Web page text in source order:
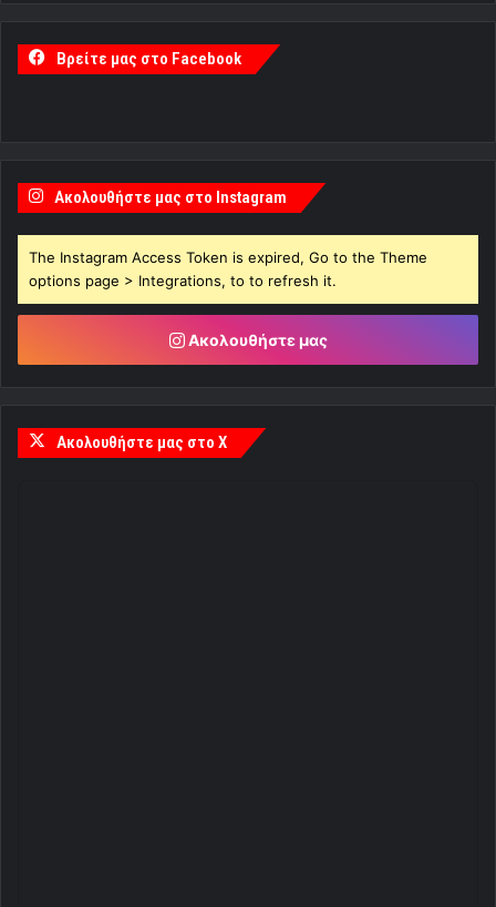
Βρείτε μας στο Facebook
Ακολουθήστε μας στο Instagram
The Instagram Access Token is expired, Go to the Theme
options page > Integrations, to to refresh it.
Ακολουθήστε μας
Ακολουθήστε μας στο X